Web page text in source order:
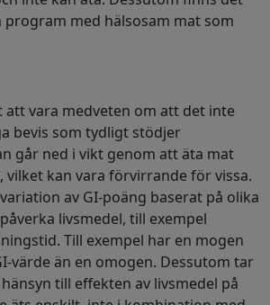
program med hälsosam mat som
att vara medveten om att det inte
bevis som tydligt stödjer
går ned i vikt genom att äta mat
vilket kan vara förvirrande för vissa.
av GI-poäng baserat på olika
livsmedel, till exempel
Till exempel har en mogen
värde än en omogen. Dessutom tar
till effekten av livsmedel på